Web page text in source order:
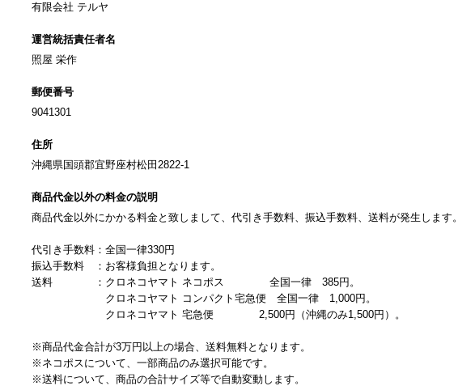
有限会社 テルヤ
運営統括責任者名
照屋 栄作
郵便番号
9041301
住所
沖縄県国頭郡宜野座村松田2822-1
商品代金以外の料金の説明
商品代金以外にかかる料金と致しまして、代引き手数料、振込手数料、送料が発生します。
代引き手数料：全国一律330円
振込手数料 ：お客様負担となります。
送料 ：クロネコヤマト ネコポス 全国一律 385円。
クロネコヤマト コンパクト宅急便 全国一律 1,000円。
クロネコヤマト 宅急便 2,500円（沖縄のみ1,500円）。
※商品代金合計が3万円以上の場合、送料無料となります。
※ネコポスについて、一部商品のみ選択可能です。
※送料について、商品の合計サイズ等で自動変動します。